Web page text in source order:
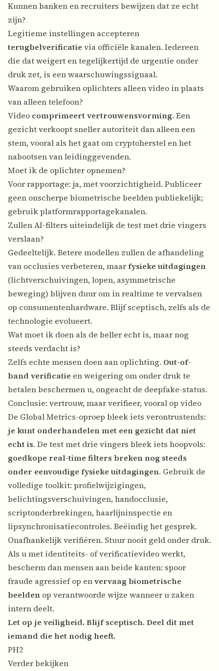
Kunnen banken en recruiters bewijzen dat ze echt
zijn?
Legitieme instellingen accepteren
terugbelverificatie via officiële kanalen. Iedereen
die dat weigert en tegelijkertijd de urgentie onder
druk zet, is een waarschuwingssignaal.
Waarom gebruiken oplichters alleen video in plaats
van alleen telefoon?
Video comprimeert vertrouwensvorming. Een
gezicht verkoopt sneller autoriteit dan alleen een
stem, vooral als het gaat om cryptoherstel en het
nabootsen van leidinggevenden.
Moet ik de oplichter opnemen?
Voor rapportage: ja, met voorzichtigheid. Publiceer
geen onscherpe biometrische beelden publiekelijk;
gebruik platformrapportagekanalen.
Zullen AI-filters uiteindelijk de test met drie vingers
verslaan?
Gedeeltelijk. Betere modellen zullen de afhandeling
van occlusies verbeteren, maarfysieke uitdagingen
(lichtverschuivingen, lopen, asymmetrische
beweging) blijven duur om in realtime te vervalsen
op consumentenhardware. Blijf sceptisch, zelfs als de
technologie evolueert.
Wat moet ik doen als de beller echt is, maar nog
steeds verdacht is?
Zelfs echte mensen doen aan oplichting. Out-of-
band verificatie en weigering om onder druk te
betalen beschermen u, ongeacht de deepfake-status.
Conclusie: vertrouw, maar verifieer, vooral op video
De Global Metrics-oproep bleek iets verontrustends:
je kunt onderhandelen met een gezicht dat niet
echt is. De test met drie vingers bleek iets hoopvols:
goedkope real-time filters breken nog steeds
onder eenvoudige fysieke uitdagingen. Gebruik de
volledige toolkit: profielwijzigingen,
belichtingsverschuivingen, handocclusie,
scriptonderbrekingen, haarlijninspectie en
lipsynchronisatiecontroles. Beëindig het gesprek.
Onafhankelijk verifiëren. Stuur nooit geld onder druk.
Als u met identiteits- of verificatievideo werkt,
bescherm dan mensen aan beide kanten: spoor
fraude agressief op envervaag biometrische
beelden op verantwoorde wijze wanneer u zaken
intern deelt.
Let op je veiligheid. Blijf sceptisch. Deel dit met
iemand die het nodig heeft.
PH2
Verder bekijken